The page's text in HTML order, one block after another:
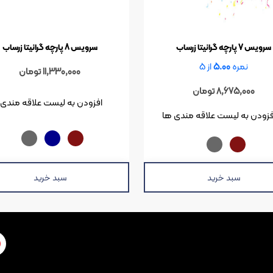
سرویس 7 پارچه گرانیتا زرساب
نمره5.00از 5
8,675,000تومان
سبد خرید
به لیست علاقه مندی ها
سرویس 8 پارچه گرانیتا زرساب
11,330,000تومان
سبد خرید
افزودن به لیست علاقه